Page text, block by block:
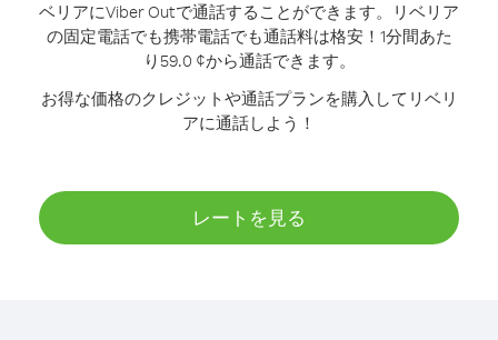
ベリアにViber Outで通話することができます。
リベリア
の固定電話でも携帯電話でも通話料は格安！1分間あた
り59.0 ¢から通話できます。
お得な価格のクレジットや通話プランを購入してリベリ
アに通話しよう！
レートを見る